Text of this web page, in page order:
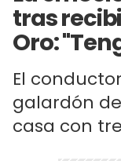
tras
Oro:
El
galardón
casa con